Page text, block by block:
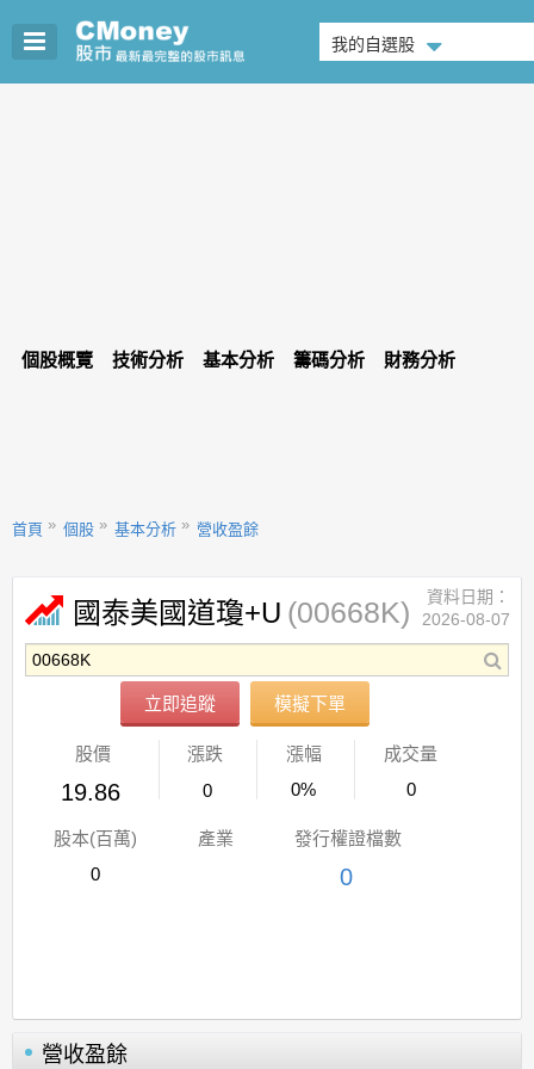
我的自選股
個股概覽 技術分析 基本分析 籌碼分析 財務分析
首頁 個股 基本分析 營收盈餘
國泰美國道瓊+U (00668K)
立即追蹤 模擬下單
資料日期：
2026-08-07
股價
19.86
漲跌
0
漲幅
0%
成交量
0
股本(百萬)
0
產業 發行權證檔數
0
營收盈餘